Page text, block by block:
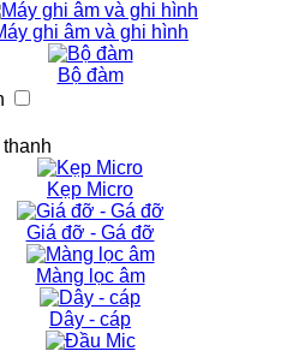
ghi âm và ghi hình
Bộ đàm
Kẹp Micro
Giá đỡ - Gá đỡ
Màng lọc âm
Dây - cáp